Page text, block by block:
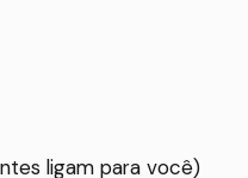
ligam para você)